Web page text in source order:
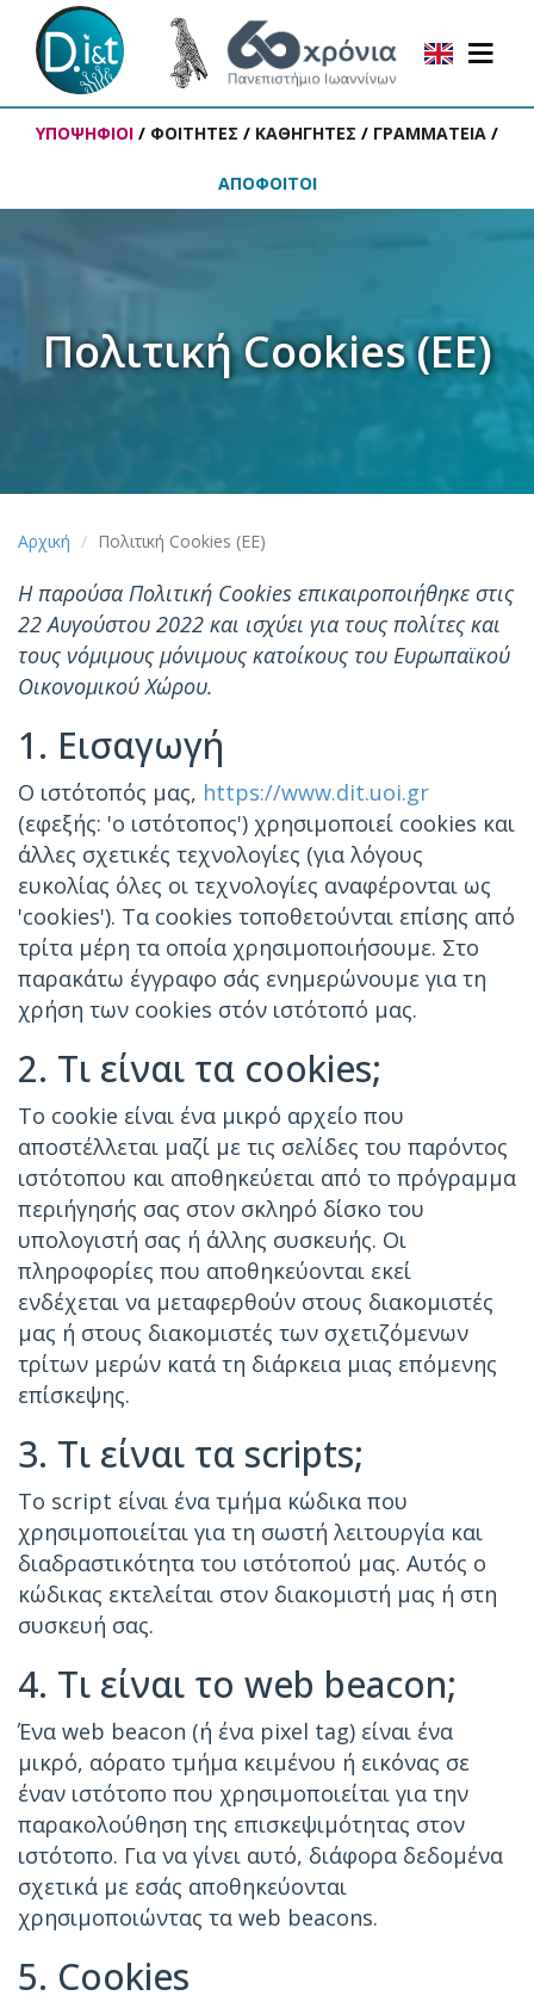
ΥΠΟΨΗΦΙΟΙ / ΦΟΙΤΗΤΕΣ / ΚΑΘΗΓΗΤΕΣ / ΓΡΑΜΜΑΤΕΙΑ /
ΑΠΟΦΟΙΤΟΙ
Πολιτική Cookies (ΕΕ)
Αρχική Πολιτική Cookies (ΕΕ)
Η παρούσα Πολιτική Cookies επικαιροποιήθηκε στις
22 Αυγούστου 2022 και ισχύει για τους πολίτες και
τους νόμιμους μόνιμους κατοίκους του Ευρωπαϊκού
Οικονομικού Χώρου.
1. Εισαγωγή
Ο ιστότοπός μας, https://www.dit.uoi.gr
(εφεξής: 'ο ιστότοπος') χρησιμοποιεί cookies και
άλλες σχετικές τεχνολογίες (για λόγους
ευκολίας όλες οι τεχνολογίες αναφέρονται ως
'cookies'). Τα cookies τοποθετούνται επίσης από
τρίτα μέρη τα οποία χρησιμοποιήσουμε. Στο
παρακάτω έγγραφο σάς ενημερώνουμε για τη
χρήση των cookies στόν ιστότοπό μας.
2. Τι είναι τα cookies;
Το cookie είναι ένα μικρό αρχείο που
αποστέλλεται μαζί με τις σελίδες του παρόντος
ιστότοπου και αποθηκεύεται από το πρόγραμμα
περιήγησής σας στον σκληρό δίσκο του
υπολογιστή σας ή άλλης συσκευής. Οι
πληροφορίες που αποθηκεύονται εκεί
ενδέχεται να μεταφερθούν στους διακομιστές
μας ή στους διακομιστές των σχετιζόμενων
τρίτων μερών κατά τη διάρκεια μιας επόμενης
επίσκεψης.
3. Τι είναι τα scripts;
Το script είναι ένα τμήμα κώδικα που
χρησιμοποιείται για τη σωστή λειτουργία και
διαδραστικότητα του ιστότοπού μας. Αυτός ο
κώδικας εκτελείται στον διακομιστή μας ή στη
συσκευή σας.
4. Τι είναι το web beacon;
Ένα web beacon (ή ένα pixel tag) είναι ένα
μικρό, αόρατο τμήμα κειμένου ή εικόνας σε
έναν ιστότοπο που χρησιμοποιείται για την
παρακολούθηση της επισκεψιμότητας στον
ιστότοπο. Για να γίνει αυτό, διάφορα δεδομένα
σχετικά με εσάς αποθηκεύονται
χρησιμοποιώντας τα web beacons.
5. Cookies